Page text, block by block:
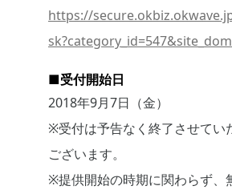
https://
■受付開始日
2018年9月7日（金）
※受付は予告なく終了させてい
ございます。
※提供開始の時期に関わらず、